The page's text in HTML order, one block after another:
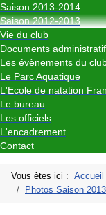
Saison 2013-2014
Saison 2012-2013
Vie du club
Documents
Les évènements du
Le Parc Aquatique
L'Ecole de natation
Le bureau
Les officiels
L'encadrement
Contact
Vous êtes ici : Accueil
Photos Saison